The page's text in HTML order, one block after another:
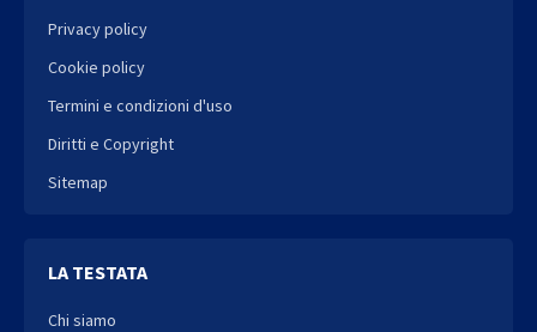
Privacy policy
Cookie policy
Termini e condizioni d'uso
Diritti e Copyright
Sitemap
LA TESTATA
Chi siamo